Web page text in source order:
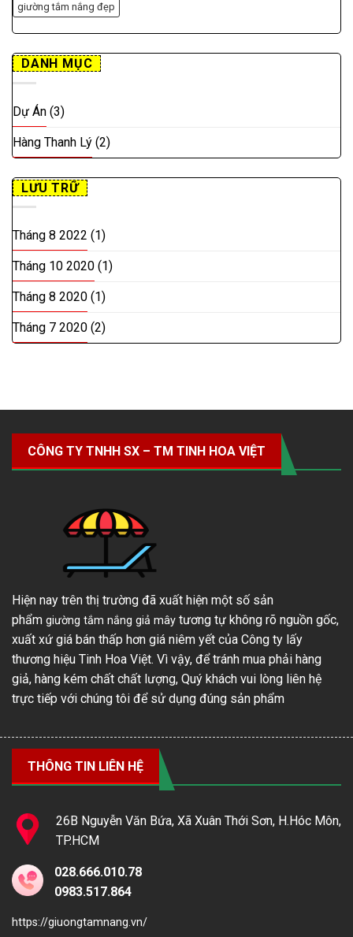
giường tắm nắng đẹp
DANH MỤC
Dự Án (3)
Hàng Thanh Lý (2)
LƯU TRỮ
Tháng 8 2022 (1)
Tháng 10 2020 (1)
Tháng 8 2020 (1)
Tháng 7 2020 (2)
CÔNG TY TNHH SX – TM TINH HOA VIỆT
Hiện nay trên thị trường đã xuất hiện một số sản
phẩm giường tắm nắng giả mây tương tự không rõ nguồn gốc,
xuất xứ giá bán thấp hơn giá niêm yết của Công ty lấy
thương hiệu Tinh Hoa Việt. Vì vậy, để tránh mua phải hàng
giả, hàng kém chất chất lượng, Quý khách vui lòng liên hệ
trực tiếp với chúng tôi để sử dụng đúng sản phẩm
THÔNG TIN LIÊN HỆ
26B Nguyễn Văn Bứa, Xã Xuân Thới Sơn, H.Hóc Môn,
TP.HCM
028.666.010.78
0983.517.864
https://giuongtamnang.vn/